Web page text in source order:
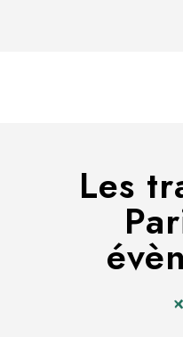
Les